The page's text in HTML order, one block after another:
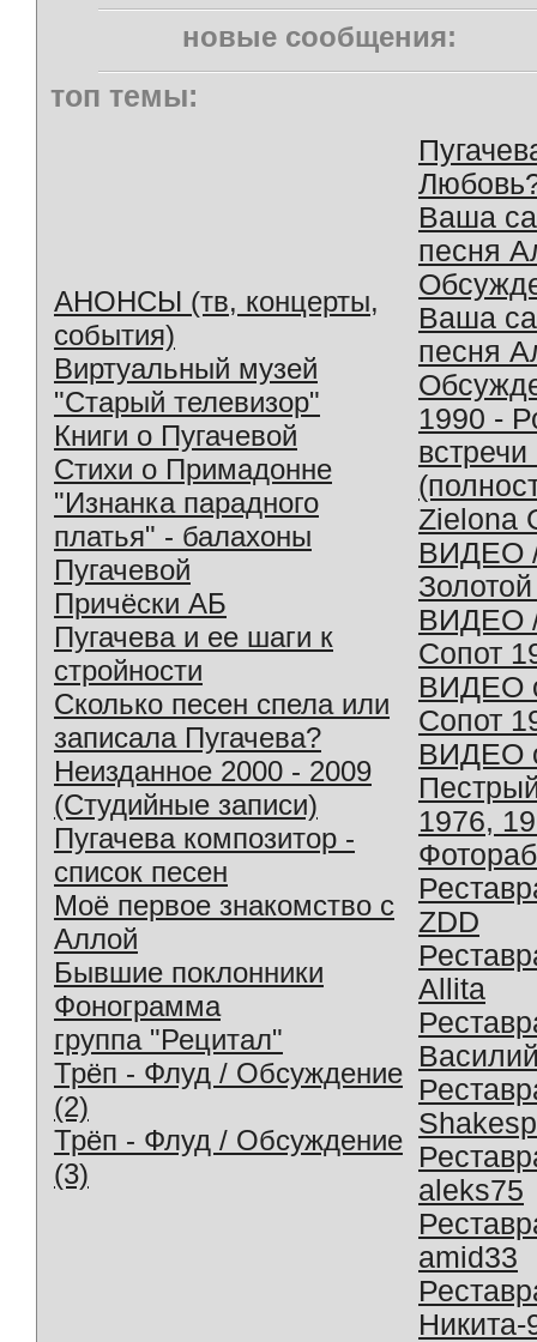
новые сообщения:
топ темы:
АНОНСЫ (тв, концерты,
события)
Виртуальный музей
"Старый телевизор"
Книги о Пугачевой
Стихи о Примадонне
"Изнанка парадного
платья" - балахоны
Пугачевой
Причёски АБ
Пугачева и ее шаги к
стройности
Сколько песен спела или
записала Пугачева?
Неизданное 2000 - 2009
(Студийные записи)
Пугачева композитор -
список песен
Моё первое знакомство с
Аллой
Бывшие поклонники
Фонограмма
группа "Рецитал"
Трёп - Флуд / Обсуждение
(2)
Трёп - Флуд / Обсуждение
(3)
Ваша
песня
Ваша
песня
1990 -
Zielona
ВИДЕО
ВИДЕО
Сопот
ВИДЕО
Сопот
ВИДЕО
1976,
ZDD
Allita
aleks75
amid33
Никита-